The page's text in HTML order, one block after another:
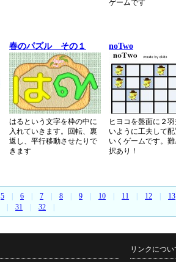
ゲームです
春のパズル その１
はるという文字を枠の中に
入れていきます。回転、裏
返し、平行移動させたりで
きます
noTwo
ヒヨコを盤面に２
いように工夫して
いくゲームです。
択あり！
5 6 7 8 9 10 11 12 13
31 32
リンクについ